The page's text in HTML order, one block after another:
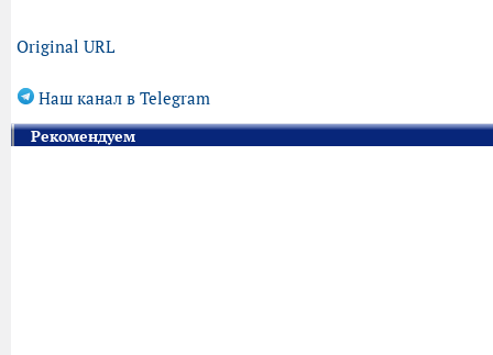
Original URL
Наш канал в Telegram
Рекомендуем